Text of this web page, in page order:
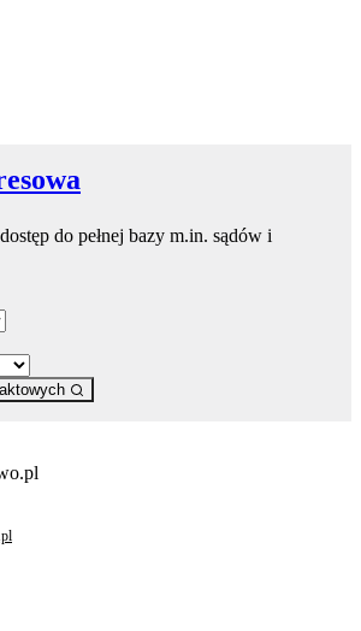
do pełnej bazy m.in. sądów i